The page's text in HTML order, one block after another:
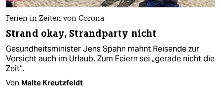
Ferien in Zeiten von Corona
Strand okay, Strandparty nicht
Gesundheitsminister Jens Spahn mahnt Reisende zur
Vorsicht auch im Urlaub. Zum Feiern sei „gerade nicht die
Zeit“.
Von Malte Kreutzfeldt